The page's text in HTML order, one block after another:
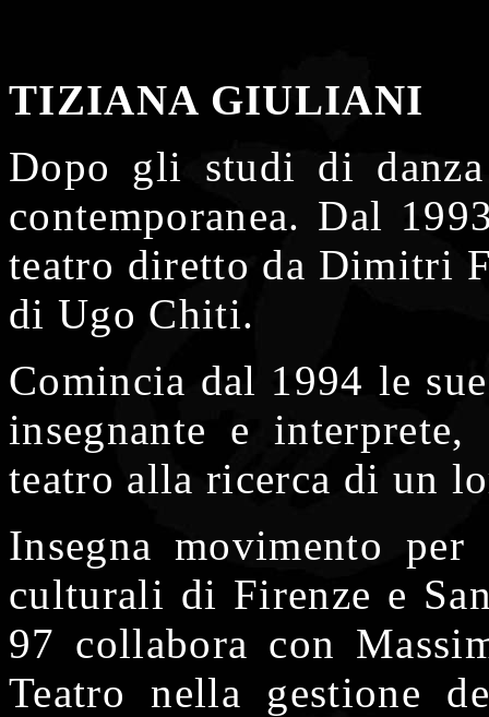
TIZIANA GIULIANI
Dopo gli studi di
contemporanea. Dal
teatro diretto da Dimitri
di Ugo Chiti.
Comincia dal 1994 le
insegnante e
teatro alla ricerca di un
Insegna movimento
culturali di Firenze e
97 collabora con
Teatro nella gestione